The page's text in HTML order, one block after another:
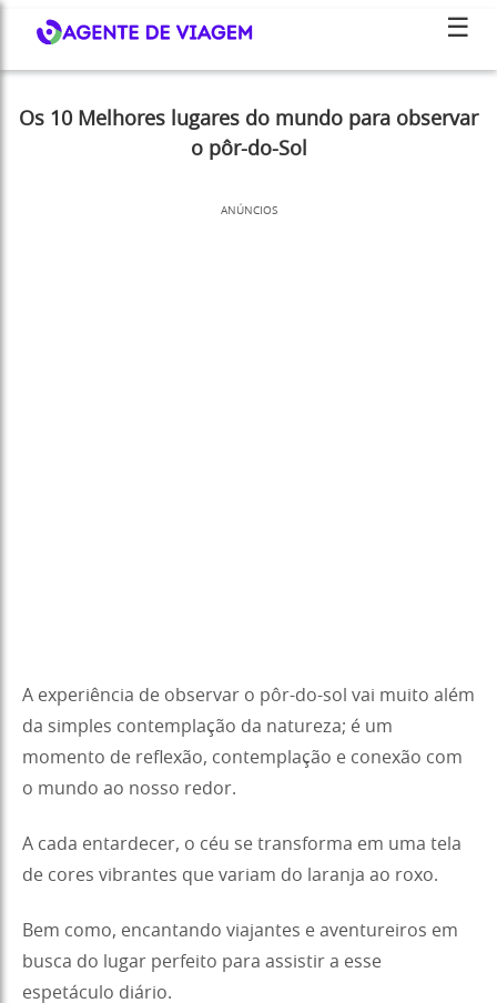
☰
Os 10 Melhores lugares do mundo para observar
o pôr-do-Sol
ANÚNCIOS
A experiência de observar o pôr-do-sol vai muito além
da simples contemplação da natureza; é um
momento de reflexão, contemplação e conexão com
o mundo ao nosso redor.
A cada entardecer, o céu se transforma em uma tela
de cores vibrantes que variam do laranja ao roxo.
Bem como, encantando viajantes e aventureiros em
busca do lugar perfeito para assistir a esse
espetáculo diário.